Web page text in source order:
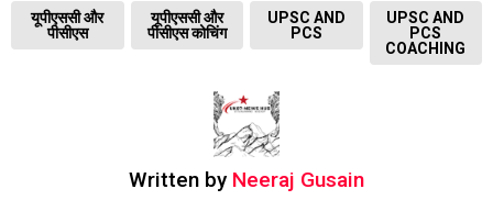
यूपीएससी और
पीसीएस
यूपीएससी और
पीसीएस कोचिंग
UPSC AND
PCS
UPSC AND
PCS
COACHING
Written by Neeraj Gusain